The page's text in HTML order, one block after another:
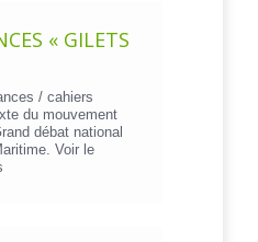
« GILETS
/ cahiers
du mouvement
débat national
Voir le